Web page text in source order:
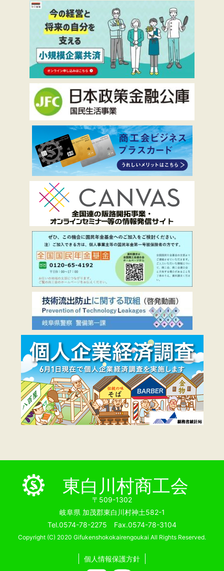
東白川村商工会
〒509-1302
岐阜県 加茂郡東白川村神土582-1
Tel.0574-78-2275 Fax.0574-78-3104
Copyright (C) 2020 Gifukenshokokairengoukai All Rights Reserved.
個人情報保護方針